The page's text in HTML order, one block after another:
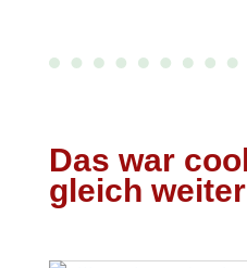
Das war
gleich